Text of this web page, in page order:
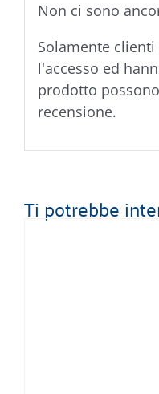
Non ci sono
Solamente
l'accesso ed
prodotto
recensione.
Ti potrebbe